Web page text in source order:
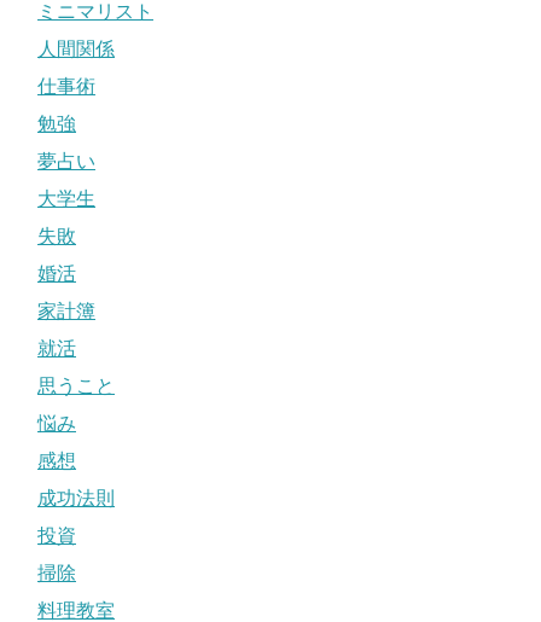
ミニマリスト
人間関係
仕事術
勉強
夢占い
大学生
失敗
婚活
家計簿
就活
思うこと
悩み
感想
成功法則
投資
掃除
料理教室